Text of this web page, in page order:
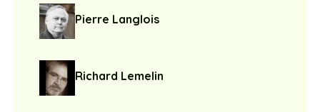
Pierre Langlois
Richard Lemelin